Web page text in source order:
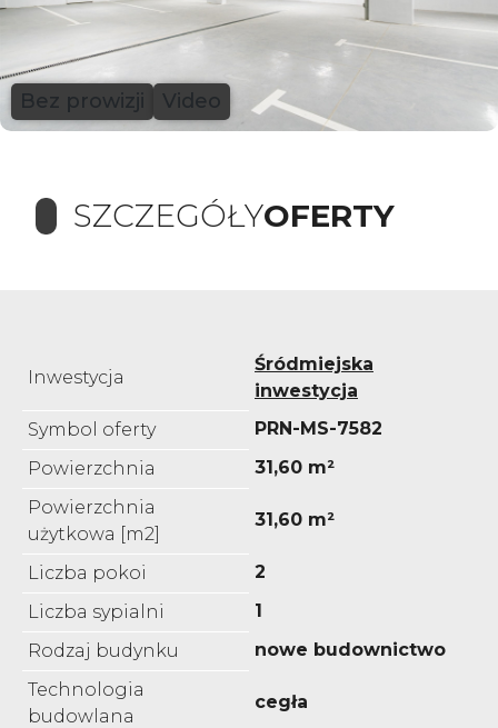
Bez prowizji Video
SZCZEGÓŁYOFERTY
Inwestycja
Śródmiejska
inwestycja
Symbol oferty
PRN-MS-7582
Powierzchnia
31,60 m²
Powierzchnia
użytkowa [m2]
31,60 m²
Liczba pokoi
2
Liczba sypialni
1
Rodzaj budynku
nowe budownictwo
Technologia
budowlana
cegła